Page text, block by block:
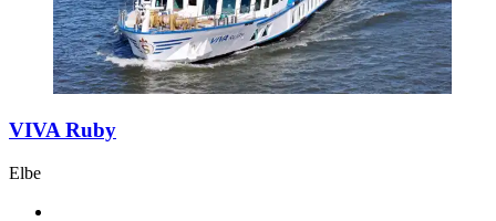
VIVA Ruby
Elbe